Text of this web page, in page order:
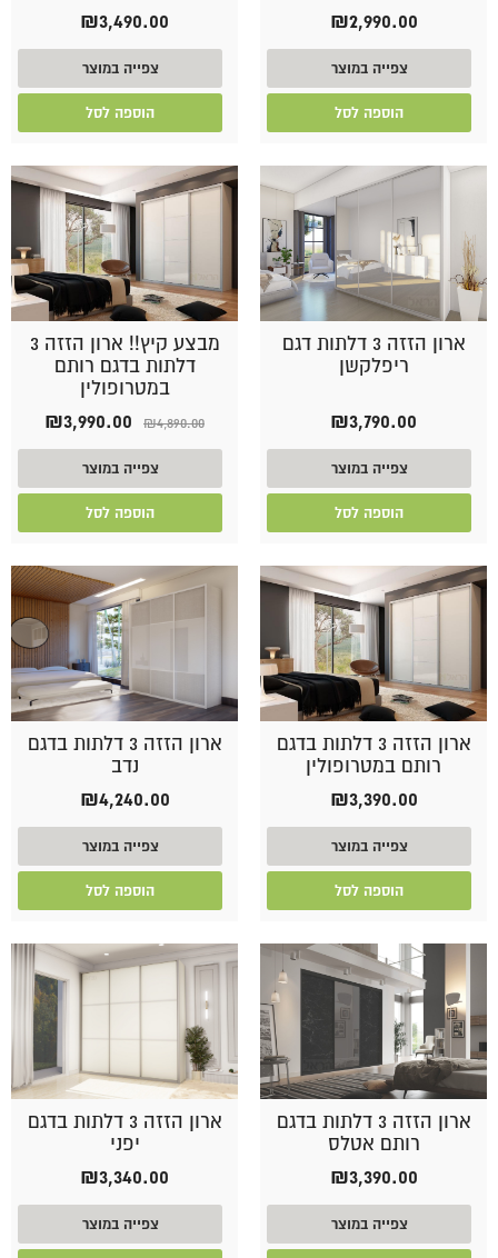
₪2,990.00
צפייה במוצר
הוספה לסל
₪3,490.00
צפייה במוצר
הוספה לסל
ארון הזזה 3 דלתות דגם
ריפלקשן
₪3,790.00
צפייה במוצר
הוספה לסל
מבצע קיץ!! ארון הזזה 3
דלתות בדגם רותם
במטרופולין
₪4,890.00
המחיר
היה:
₪4,890.00.
₪3,990.00
צפייה במוצר
הוספה לסל
ארון הזזה 3 דלתות בדגם
רותם במטרופולין
₪3,390.00
צפייה במוצר
הוספה לסל
ארון הזזה 3 דלתות בדגם
נדב
₪4,240.00
צפייה במוצר
הוספה לסל
ארון הזזה 3 דלתות בדגם
רותם אטלס
₪3,390.00
צפייה במוצר
ארון הזזה 3 דלתות בדגם
יפני
₪3,340.00
צפייה במוצר